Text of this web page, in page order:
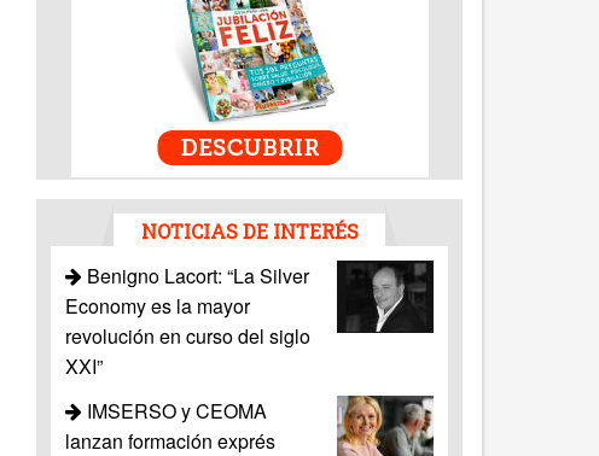
NOTICIAS DE INTERÉS
Benigno Lacort: “La Silver
Economy es la mayor
revolución en curso del siglo
XXI”
IMSERSO y CEOMA
lanzan formación exprés